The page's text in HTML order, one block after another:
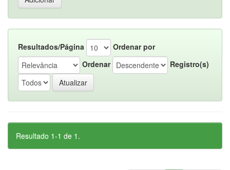
Resultados/Página
Ordenar por
Ordenar
Registro(s)
Resultado 1-1 de 1.